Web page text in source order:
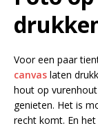
Voor een paar
canvas laten
hout op
genieten. Het is
recht komt. En